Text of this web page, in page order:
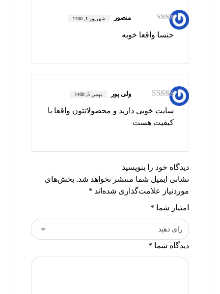
امتیا
ز2
منصور شهریور 1, 1400
جنسا واقعا خوبه
امتیاز
ولی پور بهمن 5, 1400
سایت خوبی دارید و محصولاتتون واقعا با
کیفیت هست
دیدگاه خود را بنویسید
نشانی ایمیل شما منتشر نخواهد شد. بخش‌های
موردنیاز علامت‌گذاری شده‌اند *
امتیاز شما *
دیدگاه شما *